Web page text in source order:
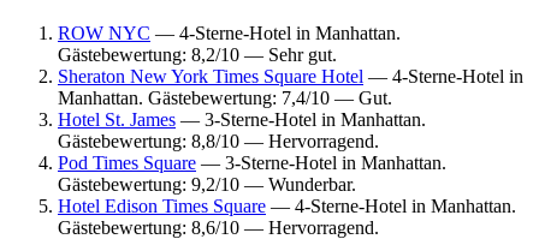
ROW NYC — 4-Sterne-Hotel in Manhattan.
Gästebewertung: 8,2/10 — Sehr gut.
Sheraton New York Times Square Hotel — 4-Sterne-Hotel in
Manhattan. Gästebewertung: 7,4/10 — Gut.
Hotel St. James — 3-Sterne-Hotel in Manhattan.
Gästebewertung: 8,8/10 — Hervorragend.
Pod Times Square — 3-Sterne-Hotel in Manhattan.
Gästebewertung: 9,2/10 — Wunderbar.
Hotel Edison Times Square — 4-Sterne-Hotel in Manhattan.
Gästebewertung: 8,6/10 — Hervorragend.